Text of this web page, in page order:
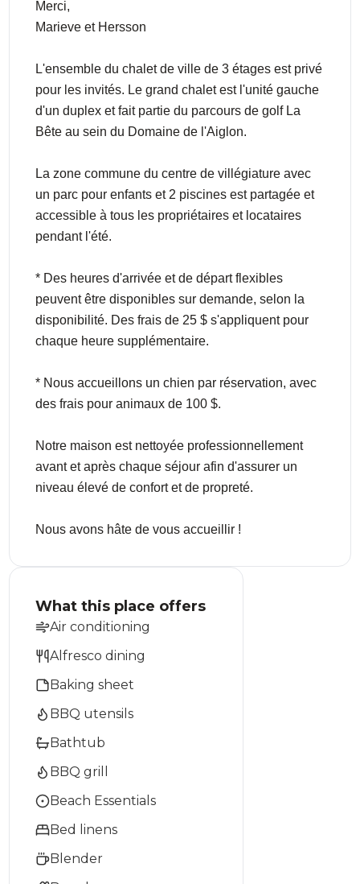
Merci,
Marieve et Hersson
L'ensemble du chalet de ville de 3 étages est privé
pour les invités. Le grand chalet est l'unité gauche
d'un duplex et fait partie du parcours de golf La
Bête au sein du Domaine de l'Aiglon.
La zone commune du centre de villégiature avec
un parc pour enfants et 2 piscines est partagée et
accessible à tous les propriétaires et locataires
pendant l'été.
* Des heures d'arrivée et de départ flexibles
peuvent être disponibles sur demande, selon la
disponibilité. Des frais de 25 $ s'appliquent pour
chaque heure supplémentaire.
* Nous accueillons un chien par réservation, avec
des frais pour animaux de 100 $.
Notre maison est nettoyée professionnellement
avant et après chaque séjour afin d'assurer un
niveau élevé de confort et de propreté.
Nous avons hâte de vous accueillir !
What this place offers
Air conditioning
Alfresco dining
Baking sheet
BBQ utensils
Bathtub
BBQ grill
Beach Essentials
Bed linens
Blender